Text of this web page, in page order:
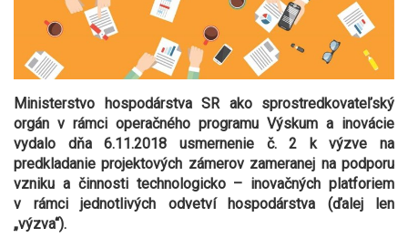
Ministerstvo hospodárstva SR ako sprostredkovateľský
orgán v rámci operačného programu Výskum a inovácie
vydalo dňa 6.11.2018 usmernenie č. 2 k výzve na
predkladanie projektových zámerov zameranej na podporu
vzniku a činnosti technologicko – inovačných platforiem
v rámci jednotlivých odvetví hospodárstva (ďalej len
„výzva“).